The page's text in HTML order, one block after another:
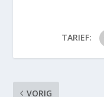
TARIEF:
VORIG